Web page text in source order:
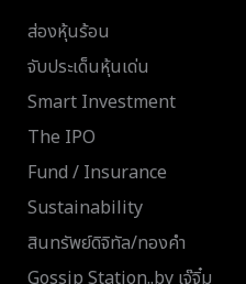
ส่องหุ้นร้อน
จับประเด็นหุ้นเด่น
Smart Investment
The IPO
Fund / Insurance
Sustainability
สินทรัพย์ดิจิทัล/ทองคำ